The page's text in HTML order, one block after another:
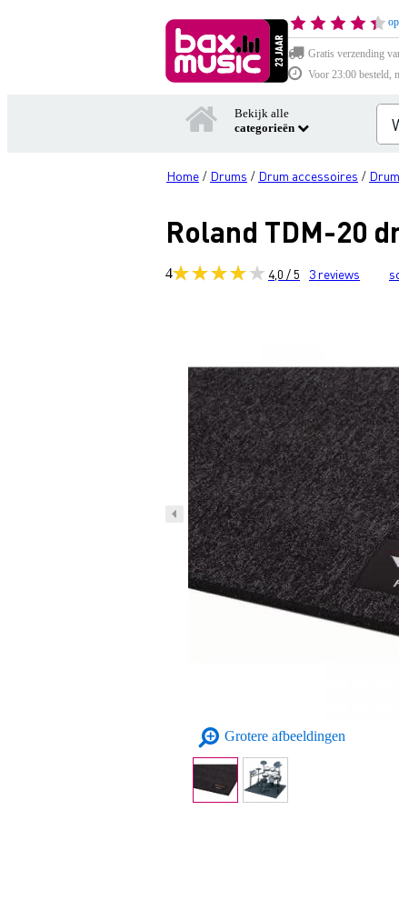
Gratis verzending
Voor 23:00 besteld,
Bekijk alle
categorieën
Home / Drums / Drum accessoires /
Roland TDM-20
4 4,0 / 5 3reviews
Grotere afbeeldingen